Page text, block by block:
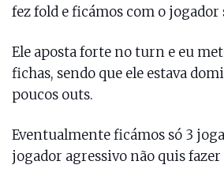
fez fold e ficámos com o jogador
Ele aposta forte no turn e eu
fichas, sendo que ele estava
poucos outs.
Eventualmente ficámos só 3
jogador agressivo não quis fazer